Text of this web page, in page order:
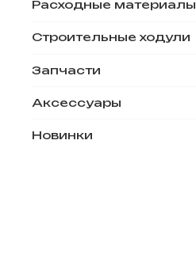
Расходные материалы
Строительные ходули
Запчасти
Аксессуары
Новинки